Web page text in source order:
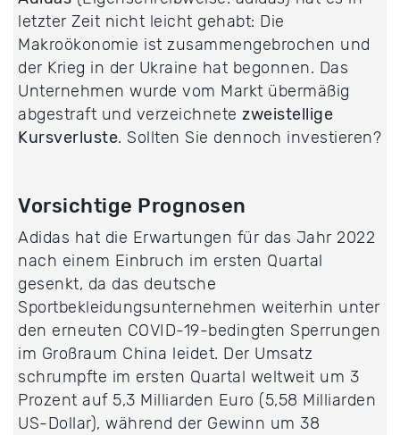
letzter Zeit nicht leicht gehabt: Die
Makroökonomie ist zusammengebrochen und
der Krieg in der Ukraine hat begonnen. Das
Unternehmen wurde vom Markt übermäßig
abgestraft und verzeichnete zweistellige
Kursverluste. Sollten Sie dennoch investieren?
Vorsichtige Prognosen
Adidas hat die Erwartungen für das Jahr 2022
nach einem Einbruch im ersten Quartal
gesenkt, da das deutsche
Sportbekleidungsunternehmen weiterhin unter
den erneuten COVID-19-bedingten Sperrungen
im Großraum China leidet. Der Umsatz
schrumpfte im ersten Quartal weltweit um 3
Prozent auf 5,3 Milliarden Euro (5,58 Milliarden
US-Dollar), während der Gewinn um 38